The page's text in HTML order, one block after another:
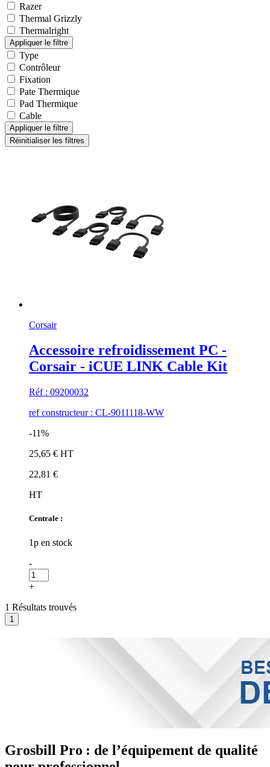
Razer
Thermal Grizzly
Thermalright
Type
Contrôleur
Fixation
Pate Thermique
Pad Thermique
Cable
Corsair
Accessoire refroidissement PC -
Corsair - iCUE LINK Cable Kit
Réf : 09200032
ref constructeur : CL-9011118-WW
-11%
25,65 € HT
22,81 €
HT
Centrale :
1p en stock
-
+
1 Résultats trouvés
Grosbill Pro : de l’équipement de qualité